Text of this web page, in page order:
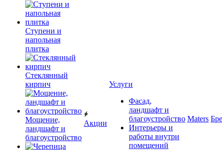
Ступени и
напольная
плитка
Cтеклянный
кирпич
Мощение,
ландшафт и
благоустройство
Акции
Услуги
Фасад,
ландшафт и
благоустройство
Интерьеры и
работы внутри
помещений
Maters